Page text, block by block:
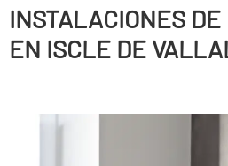
INSTALACIONES
EN ISCLE DE